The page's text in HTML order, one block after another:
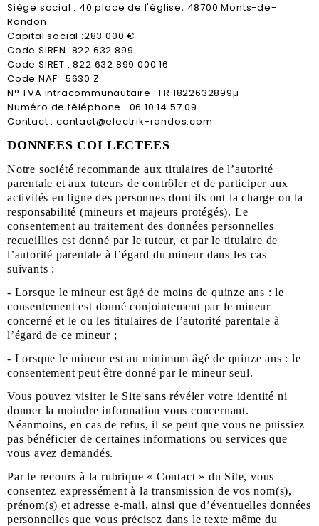
Siège social : 40 place de l'église, 48700 Monts-de-
Randon
Capital social :283 000 €
Code SIREN :822 632 899
Code SIRET : 822 632 899 000 16
Code NAF : 5630 Z
N° TVA intracommunautaire : FR 1822632899µ
Numéro de téléphone : 06 10 14 57 09
Contact : contact@electrik-randos.com
DONNEES COLLECTEES
Notre société recommande aux titulaires de l’autorité
parentale et aux tuteurs de contrôler et de participer aux
activités en ligne des personnes dont ils ont la charge ou la
responsabilité (mineurs et majeurs protégés). Le
consentement au traitement des données personnelles
recueillies est donné par le tuteur, et par le titulaire de
l’autorité parentale à l’égard du mineur dans les cas
suivants :
- Lorsque le mineur est âgé de moins de quinze ans : le
consentement est donné conjointement par le mineur
concerné et le ou les titulaires de l’autorité parentale à
l’égard de ce mineur ;
- Lorsque le mineur est au minimum âgé de quinze ans : le
consentement peut être donné par le mineur seul.
Vous pouvez visiter le Site sans révéler votre identité ni
donner la moindre information vous concernant.
Néanmoins, en cas de refus, il se peut que vous ne puissiez
pas bénéficier de certaines informations ou services que
vous avez demandés.
Par le recours à la rubrique « Contact » du Site, vous
consentez expressément à la transmission de vos nom(s),
prénom(s) et adresse e-mail, ainsi que d’éventuelles données
personnelles que vous précisez dans le texte même du